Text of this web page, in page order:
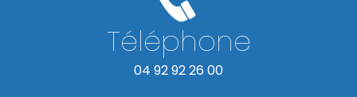
Téléphone
04 92 92 26 00